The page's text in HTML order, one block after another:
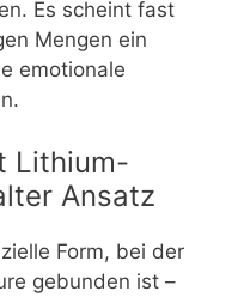
Es scheint fast
Mengen ein
emotionale
Lithium-
Ansatz
Form, bei der
gebunden ist –